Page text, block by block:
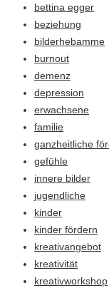
bettina egger
beziehung
bilderhebamme
burnout
demenz
depression
erwachsene
familie
ganzheitliche
gefühle
innere bilder
jugendliche
kinder
kinder fördern
kreativangebot
kreativität
kreativworkshop